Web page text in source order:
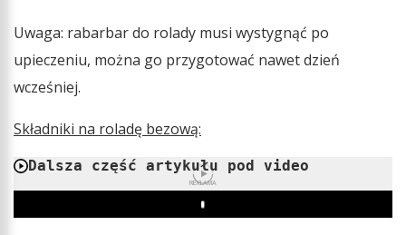
Uwaga: rabarbar do rolady musi wystygnąć po
upieczeniu, można go przygotować nawet dzień
wcześniej.
Składniki na roladę bezową:
Dalsza część artykułu pod video
REKLAMA
Play